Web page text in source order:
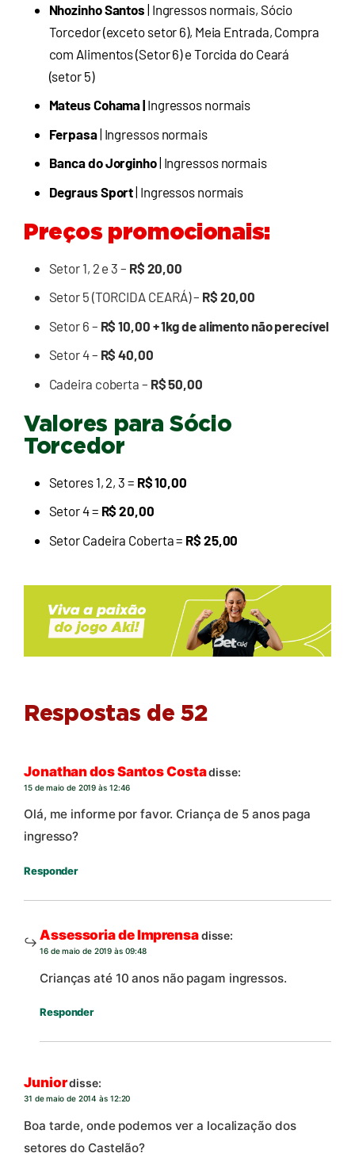
Nhozinho Santos | Ingressos normais, Sócio
Torcedor (exceto setor 6), Meia Entrada, Compra
com Alimentos (Setor 6) e Torcida do Ceará
(setor 5)
Mateus Cohama | Ingressos normais
Ferpasa| Ingressos normais
Banca do Jorginho | Ingressos normais
Degraus Sport| Ingressos normais
Preços promocionais:
Setor 1, 2 e 3 – R$ 20,00
Setor 5 (TORCIDA CEARÁ) – R$ 20,00
Setor 6 – R$ 10,00 + 1kg de alimento não perecível
Setor 4 – R$ 40,00
Cadeira coberta – R$ 50,00
Valores para Sócio
Torcedor
Setores 1, 2, 3 = R$ 10,00
Setor 4 = R$ 20,00
Setor Cadeira Coberta = R$ 25,00
Respostas de 52
Jonathan dos Santos Costadisse:
15 de maio de 2019 às 12:46
Olá, me informe por favor. Criança de 5 anos paga
ingresso?
Responder
Assessoria de Imprensadisse:
16 de maio de 2019 às 09:48
Crianças até 10 anos não pagam ingressos.
Responder
Juniordisse:
31 de maio de 2014 às 12:20
Boa tarde, onde podemos ver a localização dos
setores do Castelão?